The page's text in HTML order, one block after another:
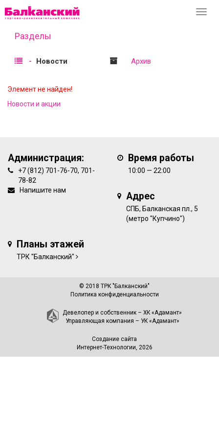
Разделы
Новости Архив
Элемент не найден!
Новости и акции
Администрация:
+7 (812) 701-76-70, 701-
78-82
Напишите нам
Время работы
10:00 — 22:00
Адрес
СПБ, Балканская пл., 5
(метро "Купчино")
Планы этажей
ТРК "Балканский"
© 2018 ТРК "Балканский"
Политика конфиденциальности
Девелопер и собственник – ХК «Адамант»
Управляющая компания – УК «Адамант»
Создание сайта
Интернет-Технологии, 2026